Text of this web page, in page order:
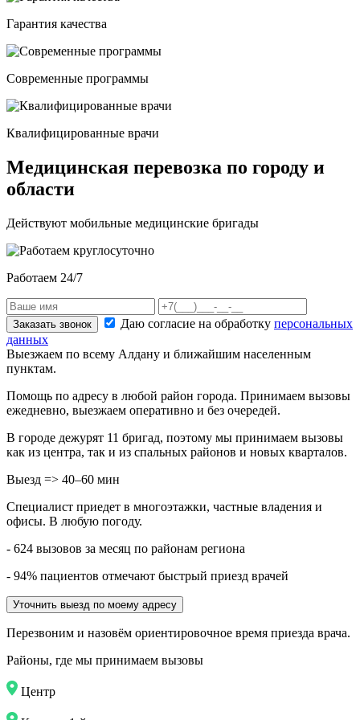
Гарантия качества
Современные программы
Квалифицированные врачи
Медицинская перевозка по городу и
области
Действуют мобильные медицинские бригады
Работаем 24/7
Заказать звонок Даю согласие на обработку персональных
данных
Выезжаем по всему Алдану и ближайшим населенным
пунктам.
Помощь по адресу в любой район города. Принимаем вызовы
ежедневно, выезжаем оперативно и без очередей.
В городе дежурят 11 бригад, поэтому мы принимаем вызовы
как из центра, так и из спальных районов и новых кварталов.
Выезд => 40–60 мин
Специалист приедет в многоэтажки, частные владения и
офисы. В любую погоду.
- 624 вызовов за месяц по районам региона
- 94% пациентов отмечают быстрый приезд врачей
Уточнить выезд по моему адресу
Перезвоним и назовём ориентировочное время приезда врача.
Районы, где мы принимаем вызовы
Центр